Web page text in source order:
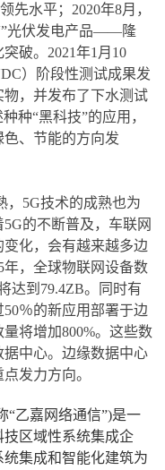
先水平；2020年8月，
光伏发电产品——隆
破。2021年1月10
）阶段性测试成果发
，并发布了下水测试
种“黑科技”的应用，
、节能的方向发
，5G技术的成熟也为
的不断普及，车联网
化，会有越来越多边
年，全球物联网设备数
达到79.4ZB。同时有
％的新应用部署于边
将增加800%。这些数
中心。边缘数据中心
发力方向。
“乙嘉网络通信”)是一
区域性系统集成企
集成和智能化建筑为